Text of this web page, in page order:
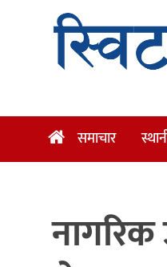
मनोरञ्जन
स्वास्थ्य
अन्तर्वार्ता
समाचार